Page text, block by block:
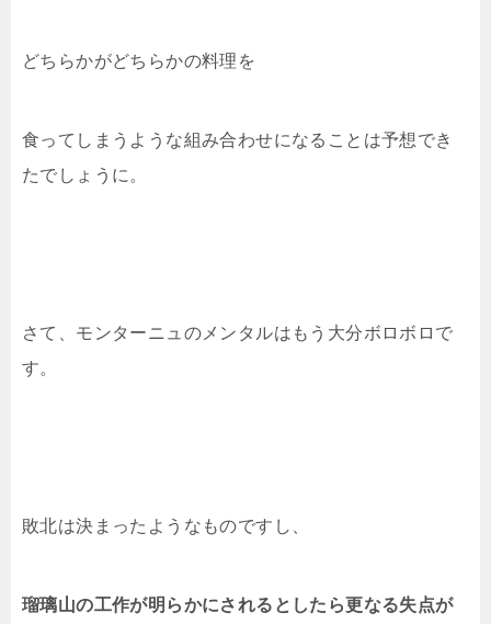
どちらかがどちらかの料理を
食ってしまうような組み合わせになることは予想でき
たでしょうに。
さて、モンターニュのメンタルはもう大分ボロボロで
す。
敗北は決まったようなものですし、
瑠璃山の工作が明らかにされるとしたら更なる失点が